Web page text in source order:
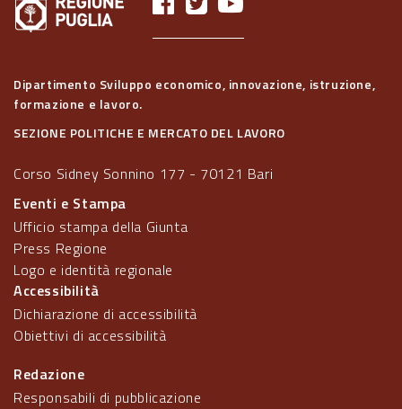
Dipartimento Sviluppo economico, innovazione, istruzione,
formazione e lavoro.
SEZIONE POLITICHE E MERCATO DEL LAVORO
Corso Sidney Sonnino 177 - 70121 Bari
Eventi e Stampa
Ufficio stampa della Giunta
Press Regione
Logo e identità regionale
Accessibilità
Dichiarazione di accessibilità
Obiettivi di accessibilità
Redazione
Responsabili di pubblicazione